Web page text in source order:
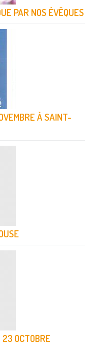
PAR NOS ÉVÊQUES
À SAINT-
OCTOBRE